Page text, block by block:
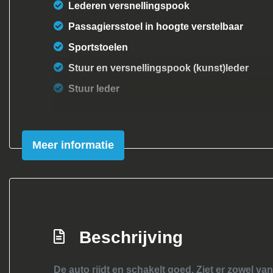
Lederen versnellingspook
Passagiersstoel in hoogte verstelbaar
Sportstoelen
Stuur en versnellingspook (kunst)leder
Stuur leder
Stuurbekrachtiging
Meer informatie
Beschrijving
De auto rijdt en schakelt goed. Ziet er zowel